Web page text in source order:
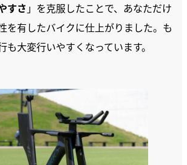
すさ 」を克服したことで、あなただけ
を有したバイクに仕上がりました。も
も大変行いやすくなっています。